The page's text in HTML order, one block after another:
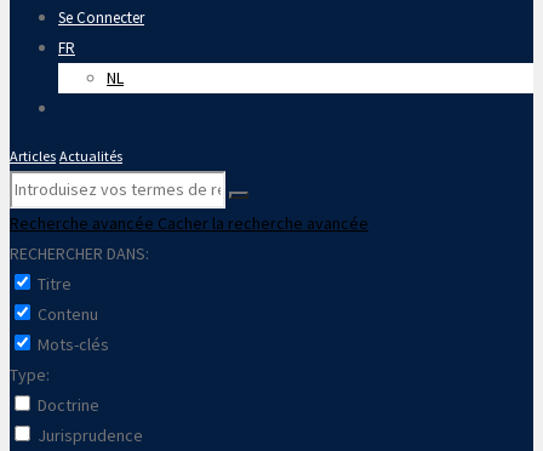
Se Connecter
FR
NL
Articles Actualités
Recherche avancée Cacher la recherche avancée
RECHERCHER DANS:
Titre
Contenu
Mots-clés
Type:
Doctrine
Jurisprudence